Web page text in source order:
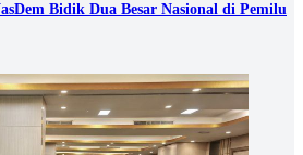
Bidik Dua Besar Nasional di Pemilu